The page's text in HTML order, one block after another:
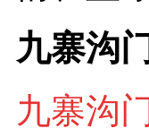
九寨沟
九寨沟